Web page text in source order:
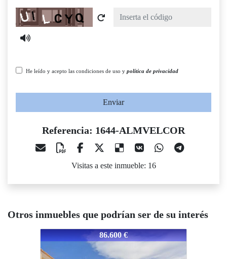
Captcha
He leído y acepto las condiciones de uso y política de privacidad
Enviar
Referencia: 1644-ALMVELCOR
Visitas a este inmueble: 16
Otros inmuebles que podrían ser de su interés
ALMVELCOR
86.600 €
1644-ALMVELCOR
71.700 €